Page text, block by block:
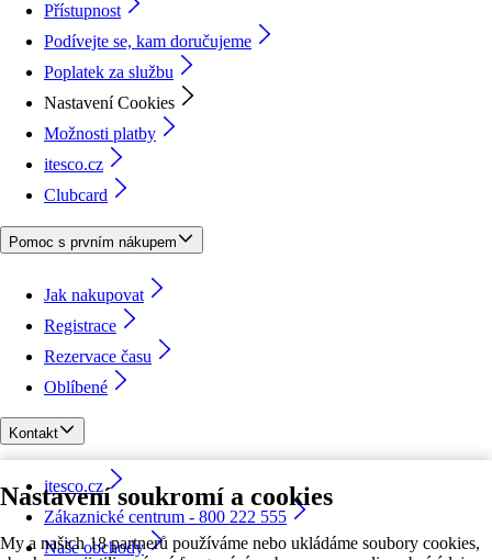
Nastavení soukromí a cookies
My a našich 18 partnerů používáme nebo ukládáme soubory cookies,
Přístupnost
Podívejte se, kam doručujeme
Poplatek za službu
Nastavení Cookies
Možnosti platby
itesco.cz
Clubcard
Pomoc s prvním nákupem
Jak nakupovat
Registrace
Rezervace času
Oblíbené
Kontakt
itesco.cz
Zákaznické centrum - 800 222 555
Naše obchody